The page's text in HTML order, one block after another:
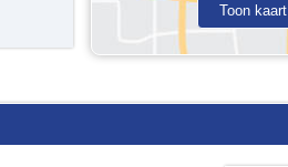
Toon kaart